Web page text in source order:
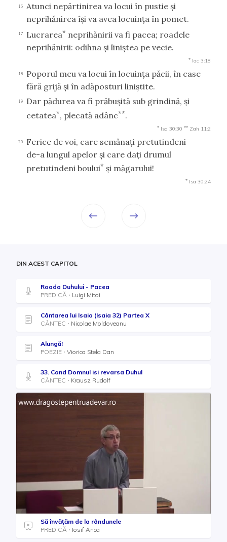
16
Atunci nepărtinirea va locui în pustie şi
neprihănirea îşi va avea locuinţa în pomet.
17 Lucrarea* neprihănirii va fi pacea; roadele
neprihănirii: odihna şi liniştea pe vecie.
* Iac 3:18
18
Poporul meu va locui în locuinţa păcii, în case
fără grijă şi în adăposturi liniştite.
19
Dar pădurea va fi prăbuşită sub grindină, şi
cetatea*, plecată adânc**.
* Isa 30:30 ** Zah 11:2
20
Ferice de voi, care semănaţi pretutindeni
de-a lungul apelor şi care daţi drumul
pretutindeni boului* şi măgarului!
* Isa 30:24
DIN ACEST CAPITOL
Roada Duhului - Pacea
PREDICĂ
Luigi Mitoi
Cântarea lui Isaia (Isaia 32) Partea X
CÂNTEC
Nicolae Moldoveanu
Alungă!
POEZIE
Viorica Stela Dan
33. Cand Domnul isi revarsa Duhul
CÂNTEC
Krausz Rudolf
Să învățăm de la rândunele
PREDICĂ
Iosif Anca